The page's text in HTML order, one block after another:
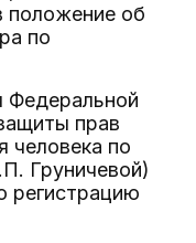
положение об
по
Федеральной
прав
человека по
Груничевой)
регистрацию